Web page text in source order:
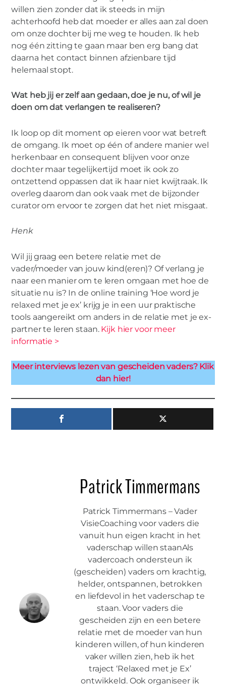
willen zien zonder dat ik steeds in mijn
achterhoofd heb dat moeder er alles aan zal doen
om onze dochter bij me weg te houden. Ik heb
nog één zitting te gaan maar ben erg bang dat
daarna het contact binnen afzienbare tijd
helemaal stopt.
Wat heb jij er zelf aan gedaan, doe je nu, of wil je
doen om dat verlangen te realiseren?
Ik loop op dit moment op eieren voor wat betreft
de omgang. Ik moet op één of andere manier wel
herkenbaar en consequent blijven voor onze
dochter maar tegelijkertijd moet ik ook zo
ontzettend oppassen dat ik haar niet kwijtraak. Ik
overleg daarom dan ook vaak met de bijzonder
curator om ervoor te zorgen dat het niet misgaat.
Henk
Wil jij graag een betere relatie met de
vader/moeder van jouw kind(eren)? Of verlang je
naar een manier om te leren omgaan met hoe de
situatie nu is? In de online training ‘Hoe word je
relaxed met je ex’ krijg je in een uur praktische
tools aangereikt om anders in de relatie met je ex-
partner te leren staan. Kijk hier voor meer
informatie >
Meer interviews lezen van gescheiden vaders? Klik
dan hier!
Patrick Timmermans
Patrick Timmermans – Vader
VisieCoaching voor vaders die
vanuit hun eigen kracht in het
vaderschap willen staanAls
vadercoach ondersteun ik
(gescheiden) vaders om krachtig,
helder, ontspannen, betrokken
en liefdevol in het vaderschap te
staan. Voor vaders die
gescheiden zijn en een betere
relatie met de moeder van hun
kinderen willen, of hun kinderen
vaker willen zien, heb ik het
traject ‘Relaxed met je Ex’
ontwikkeld. Ook organiseer ik